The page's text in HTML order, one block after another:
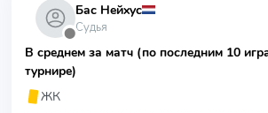
⬤
Бас Нейхус
Судья
В среднем за матч (по последним 10
турнире)
ЖК